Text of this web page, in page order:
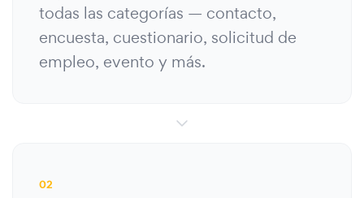
todas las categorías — contacto,
encuesta, cuestionario, solicitud de
empleo, evento y más.
02